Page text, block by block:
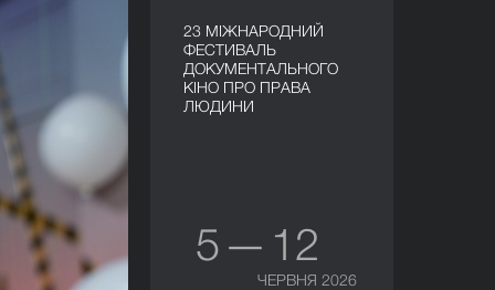
23 МІЖНАРОДНИЙ
ФЕСТИВАЛЬ
ДОКУМЕНТАЛЬНОГО
КІНО ПРО ПРАВА
ЛЮДИНИ
5 — 12
ЧЕРВНЯ 2026